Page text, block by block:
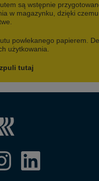
są wstępnie
w magazynku, dzięki
powlekanego papierem.
użytkowania.
tutaj